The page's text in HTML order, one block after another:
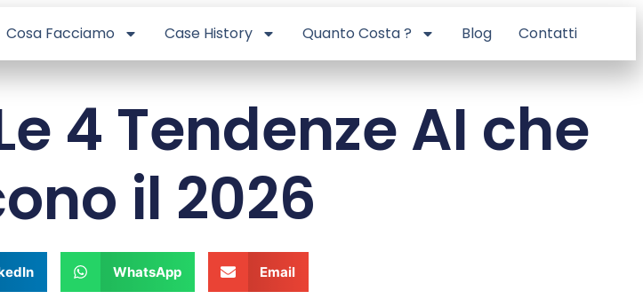
Cosa Facciamo Case History Quanto Costa ? Blog Contatti
4 Tendenze AI che
il 2026
WhatsApp Email